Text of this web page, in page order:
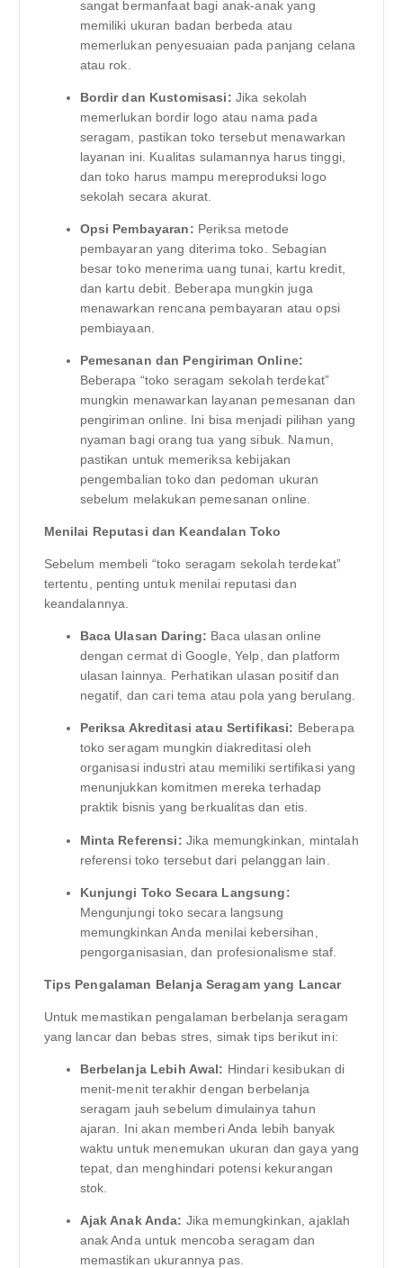
sangat bermanfaat bagi anak-anak yang
memiliki ukuran badan berbeda atau
memerlukan penyesuaian pada panjang celana
atau rok.
Bordir dan Kustomisasi: Jika sekolah
memerlukan bordir logo atau nama pada
seragam, pastikan toko tersebut menawarkan
layanan ini. Kualitas sulamannya harus tinggi,
dan toko harus mampu mereproduksi logo
sekolah secara akurat.
Opsi Pembayaran: Periksa metode
pembayaran yang diterima toko. Sebagian
besar toko menerima uang tunai, kartu kredit,
dan kartu debit. Beberapa mungkin juga
menawarkan rencana pembayaran atau opsi
pembiayaan.
Pemesanan dan Pengiriman Online:
Beberapa “toko seragam sekolah terdekat”
mungkin menawarkan layanan pemesanan dan
pengiriman online. Ini bisa menjadi pilihan yang
nyaman bagi orang tua yang sibuk. Namun,
pastikan untuk memeriksa kebijakan
pengembalian toko dan pedoman ukuran
sebelum melakukan pemesanan online.
Menilai Reputasi dan Keandalan Toko
Sebelum membeli “toko seragam sekolah terdekat”
tertentu, penting untuk menilai reputasi dan
keandalannya.
Baca Ulasan Daring: Baca ulasan online
dengan cermat di Google, Yelp, dan platform
ulasan lainnya. Perhatikan ulasan positif dan
negatif, dan cari tema atau pola yang berulang.
Periksa Akreditasi atau Sertifikasi: Beberapa
toko seragam mungkin diakreditasi oleh
organisasi industri atau memiliki sertifikasi yang
menunjukkan komitmen mereka terhadap
praktik bisnis yang berkualitas dan etis.
Minta Referensi: Jika memungkinkan, mintalah
referensi toko tersebut dari pelanggan lain.
Kunjungi Toko Secara Langsung:
Mengunjungi toko secara langsung
memungkinkan Anda menilai kebersihan,
pengorganisasian, dan profesionalisme staf.
Tips Pengalaman Belanja Seragam yang Lancar
Untuk memastikan pengalaman berbelanja seragam
yang lancar dan bebas stres, simak tips berikut ini:
Berbelanja Lebih Awal: Hindari kesibukan di
menit-menit terakhir dengan berbelanja
seragam jauh sebelum dimulainya tahun
ajaran. Ini akan memberi Anda lebih banyak
waktu untuk menemukan ukuran dan gaya yang
tepat, dan menghindari potensi kekurangan
stok.
Ajak Anak Anda: Jika memungkinkan, ajaklah
anak Anda untuk mencoba seragam dan
memastikan ukurannya pas.